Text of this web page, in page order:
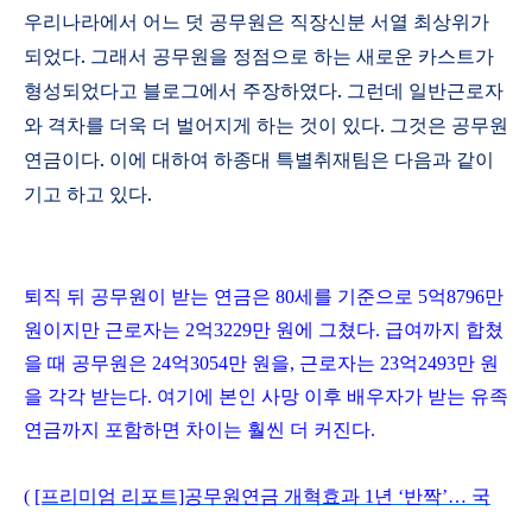
우리나라에서 어느 덧 공무원은 직장신분 서열 최상위가
되었다. 그래서 공무원을 정점으로 하는 새로운 카스트가
형성되었다고 블로그에서 주장하였다. 그런데 일반근로자
와 격차를 더욱 더 벌어지게 하는 것이 있다. 그것은 공무원
연금이다. 이에 대하여 하종대 특별취재팀은 다음과 같이
기고 하고 있다.
퇴직 뒤 공무원이 받는 연금은 80세를 기준으로 5억8796만
원이지만 근로자는 2억3229만 원에 그쳤다. 급여까지 합쳤
을 때 공무원은 24억3054만 원을, 근로자는 23억2493만 원
을 각각 받는다. 여기에 본인 사망 이후 배우자가 받는 유족
연금까지 포함하면 차이는 훨씬 더 커진다.
( [프리미엄 리포트]공무원연금 개혁효과 1년 ‘반짝’… 국